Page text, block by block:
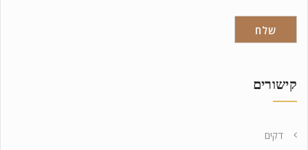
קישורים
דקים